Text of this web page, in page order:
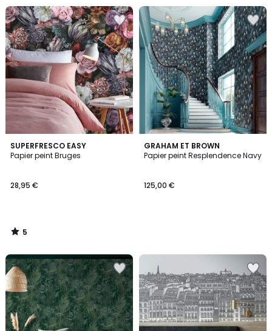
SUPERFRESCO EASY
Papier peint Bruges
28,95 €
5
/
5
/
GRAHAM ET BROWN
Papier peint Resplendence Navy
125,00 €